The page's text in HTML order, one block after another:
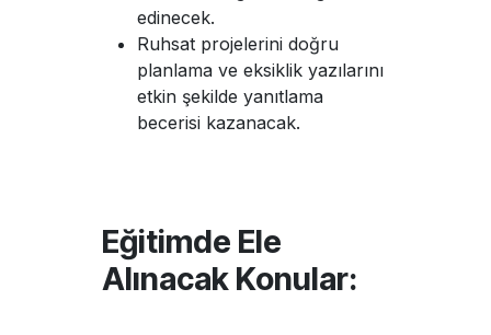
edinecek.
Ruhsat projelerini doğru
planlama ve eksiklik yazılarını
etkin şekilde yanıtlama
becerisi kazanacak.
Eğitimde Ele
Alınacak Konular: